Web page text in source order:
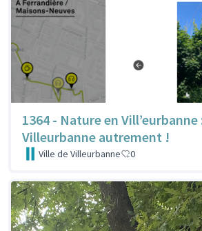
1364 - Nature en
Villeurbanne autrement !
Ville de Villeurbanne 0